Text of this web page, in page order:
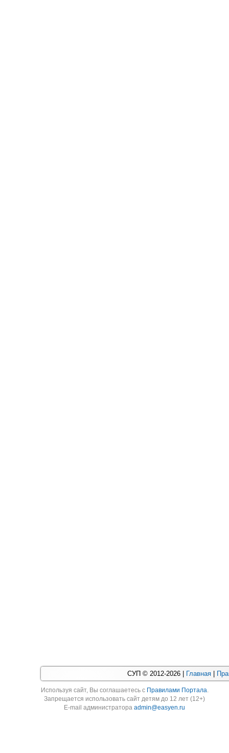
СУП © 2012-2026 | Главная
Используя cайт, Вы соглашаетесь с Правилами Портала.
Запрещается использовать сайт детям до 12 лет (12+)
E-mail администратораadmin@easyen.ru